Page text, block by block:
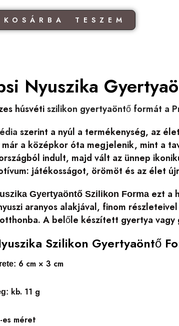
KOSÁRBA TESZEM
Nyuszika
húsvétiszilikon gyertyaöntő formát a
szerint a nyúl a termékenység, az
a középkor óta megjelenik, mint a
indult, majd vált az ünnep
játékosságot, örömöt és az élet
Gyertyaöntő Szilikon Forma ezt a
aranyos alakjával, finom
A belőle készített gyertya
Szilikon Gyertyaöntő
6 cm × 3 cm
kb. 11 g
es méret